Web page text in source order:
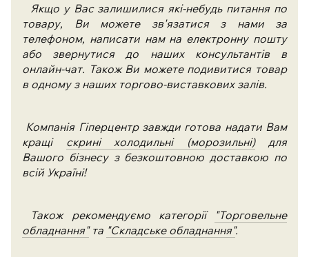
Якщо у Вас залишилися які-небудь питання по
товару, Ви можете зв'язатися з нами за
телефоном, написати нам на електронну пошту
або звернутися до наших консультантів в
онлайн-чат. Також Ви можете подивитися товар
в одному з наших торгово-виставкових залів.
Компанія Гіперцентр завжди готова надати Вам
кращі скрині холодильні (морозильні)
для
Вашого бізнесу з безкоштовною доставкою по
всій Україні!
Також рекомендуємо категорії "Торговельне
обладнання"та "Складське обладнання".